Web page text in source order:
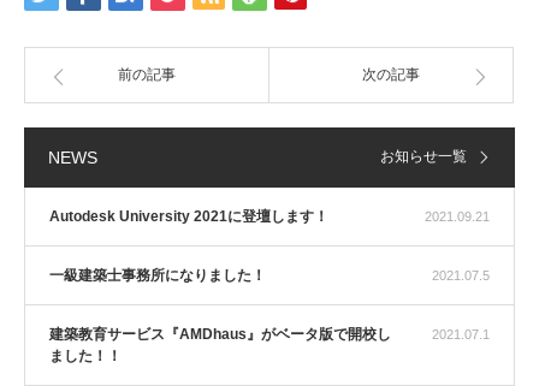
前の記事 次の記事
NEWS
2021.09.21
Autodesk University 2021に登壇します！
2021.07.5
一級建築士事務所になりました！
2021.07.1
建築教育サービス『AMDhaus』がベータ版で開校し
ました！！
お知らせ一覧